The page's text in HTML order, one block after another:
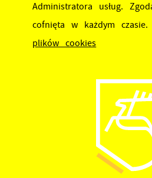
Administratora usług.
cofnięta w każdym czasie.
plików cookies